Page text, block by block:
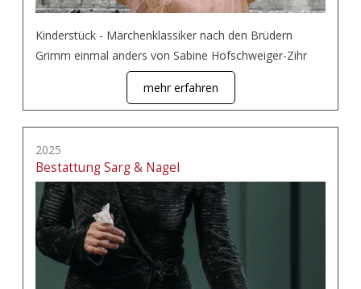
Kinderstück - Märchenklassiker nach den Brüdern
Grimm einmal anders von Sabine Hofschweiger-Zihr
mehr erfahren
2025
Bestattung Sarg & Nagel